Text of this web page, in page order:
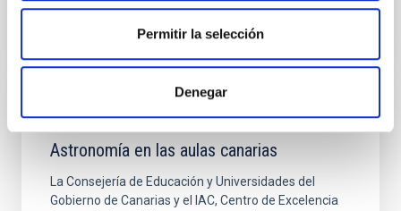
Permitir la selección
Denegar
NOTICIA
Astronomía en las aulas canarias
La Consejería de Educación y Universidades del
Gobierno de Canarias y el IAC, Centro de Excelencia